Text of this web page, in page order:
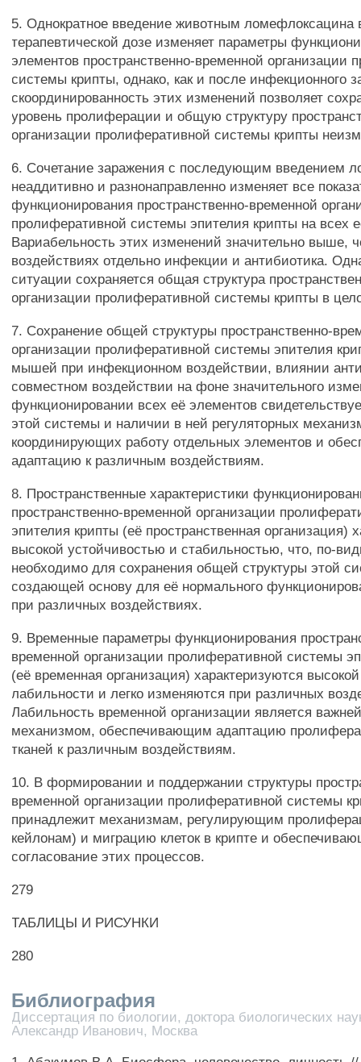
5. Однократное введение животным ломефлоксацина
терапевтической дозе изменяет параметры
элементов пространственно-временной организации
системы крипты, однако, как и после инфекционного
скоординированность этих изменений позволяет
уровень пролиферации и общую структуру
организации пролиферативной системы крипты
6. Сочетание заражения с последующим введением
неаддитивно и разнонаправленно изменяет все
функционирования пространственно-временной
пролиферативной системы эпителия крипты на всех
Вариабельность этих изменений значительно выше,
воздействиях отдельно инфекции и антибиотика.
ситуации сохраняется общая структура
организации пролиферативной системы крипты в
7. Сохранение общей структуры пространственно-
организации пролиферативной системы эпителия
мышей при инфекционном воздействии, влиянии
совместном воздействии на фоне значительного
функционировании всех её элементов
этой системы и наличии в ней регуляторных
координирующих работу отдельных элементов и
адаптацию к различным воздействиям.
8. Пространственные характеристики
пространственно-временной организации
эпителия крипты (её пространственная организация)
высокой устойчивостью и стабильностью, что, по-
необходимо для сохранения общей структуры этой
создающей основу для её нормального
при различных воздействиях.
9. Временные параметры функционирования
временной организации пролиферативной системы
(её временная организация) характеризуются
лабильности и легко изменяются при различных
Лабильность временной организации является
механизмом, обеспечивающим адаптацию
тканей к различным воздействиям.
10. В формировании и поддержании структуры
временной организации пролиферативной системы
принадлежит механизмам, регулирующим
кейлонам) и миграцию клеток в крипте и
согласование этих процессов.
279
ТАБЛИЦЫ И РИСУНКИ
280
Библиография
Диссертация по биологии, доктора биологических
Александр Иванович, Москва